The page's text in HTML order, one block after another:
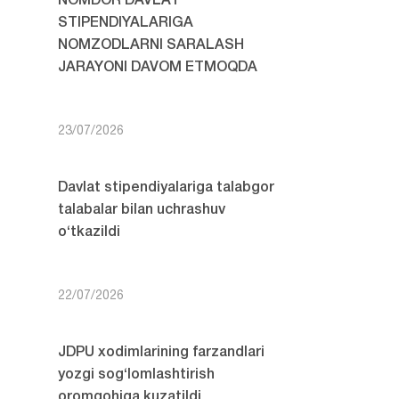
STIPENDIYALARIGA
NOMZODLARNI SARALASH
JARAYONI DAVOM ETMOQDA
23/07/2026
Davlat stipendiyalariga talabgor
talabalar bilan uchrashuv
o‘tkazildi
22/07/2026
JDPU xodimlarining farzandlari
yozgi sog‘lomlashtirish